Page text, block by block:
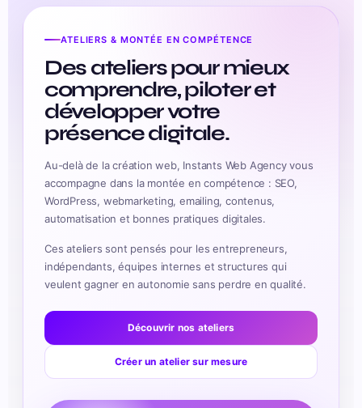
ATELIERS & MONTÉE EN COMPÉTENCE
Des ateliers pour mieux
comprendre, piloter et
développer votre
présence digitale.
Au-delà de la création web, Instants Web Agency vous
accompagne dans la montée en compétence : SEO,
WordPress, webmarketing, emailing, contenus,
automatisation et bonnes pratiques digitales.
Ces ateliers sont pensés pour les entrepreneurs,
indépendants, équipes internes et structures qui
veulent gagner en autonomie sans perdre en qualité.
Découvrir nos ateliers
Créer un atelier sur mesure